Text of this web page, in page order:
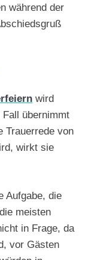
während der
wird
übernimmt
Trauerrede von
wirkt sie
Aufgabe, die
meisten
in Frage, da
vor Gästen